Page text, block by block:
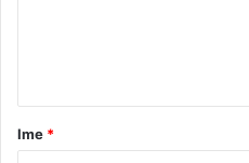
v
ir
Ime *